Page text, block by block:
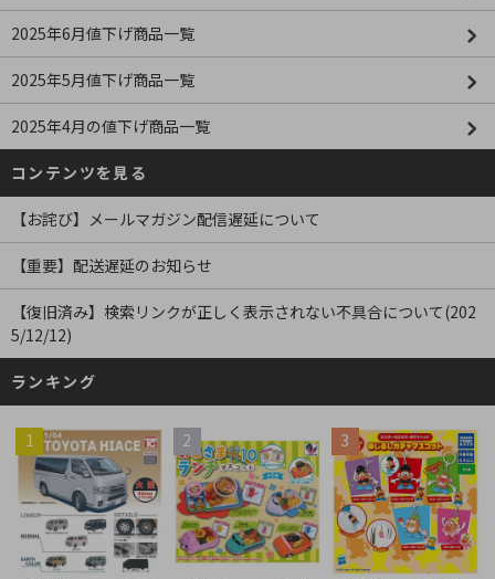
2025年6月値下げ商品一覧
2025年5月値下げ商品一覧
2025年4月の値下げ商品一覧
コンテンツを見る
【お詫び】メールマガジン配信遅延について
【重要】配送遅延のお知らせ
【復旧済み】検索リンクが正しく表示されない不具合について(202
5/12/12)
ランキング
1 2 3